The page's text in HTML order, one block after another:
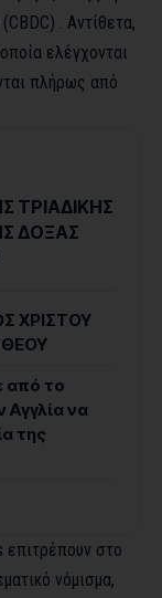
. Αντίθετα,
ελέγχονται
πλήρως από
ΤΡΙΑΔΙΚΗΣ
ΔΟΞΑΣ
ΧΡΙΣΤΟΥ
ΘΕΟΥ
από το
Αγγλία να
της
επιτρέπουν στο
νόμισμα,